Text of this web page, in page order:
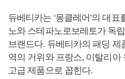
듀베티카는 ‘몽클레어’의 대
노와 스테파노로보레토가 독
브랜드다. 듀베티카의 패딩 제
역의 거위와 프랑스, 이탈리아
고급 제품으로 꼽힌다.